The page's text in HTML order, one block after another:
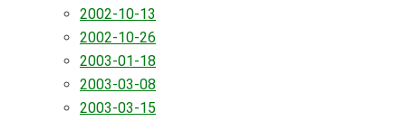
2002-10-13
2002-10-26
2003-01-18
2003-03-08
2003-03-15